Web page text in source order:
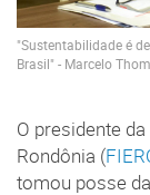
"Sustentabilidade é
Brasil" - Marcelo
O presidente
Rondônia (
tomou posse